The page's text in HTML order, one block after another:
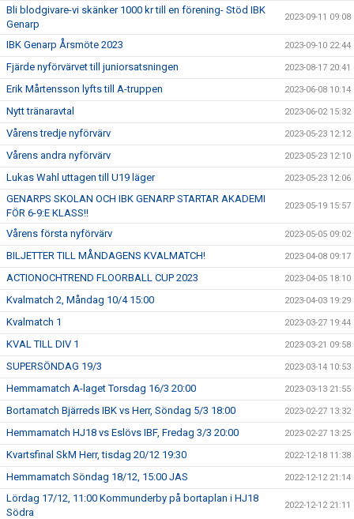
Bli blodgivare-vi skänker 1000 kr till en förening- Stöd IBK
Genarp
2023-09-11 09:08
IBK Genarp Årsmöte 2023 2023-09-10 22:44
Fjärde nyförvärvet till juniorsatsningen 2023-08-17 20:41
Erik Mårtensson lyfts till A-truppen 2023-06-08 10:14
Nytt tränaravtal 2023-06-02 15:32
Vårens tredje nyförvärv 2023-05-23 12:12
Vårens andra nyförvärv 2023-05-23 12:10
Lukas Wahl uttagen till U19 läger 2023-05-23 12:06
GENARPS SKOLAN OCH IBK GENARP STARTAR AKADEMI
FÖR 6-9:E KLASS!!
2023-05-19 15:57
Vårens första nyförvärv 2023-05-05 09:02
BILJETTER TILL MÅNDAGENS KVALMATCH! 2023-04-08 09:17
ACTIONOCHTREND FLOORBALL CUP 2023 2023-04-05 18:10
Kvalmatch 2, Måndag 10/4 15:00 2023-04-03 19:29
Kvalmatch 1 2023-03-27 19:44
KVAL TILL DIV 1 2023-03-21 09:58
SUPERSÖNDAG 19/3 2023-03-14 10:53
Hemmamatch A-laget Torsdag 16/3 20:00 2023-03-13 21:55
Bortamatch Bjärreds IBK vs Herr, Söndag 5/3 18:00 2023-02-27 13:32
Hemmamatch HJ18 vs Eslövs IBF, Fredag 3/3 20:00 2023-02-27 13:25
Kvartsfinal SkM Herr, tisdag 20/12 19:30 2022-12-18 11:38
Hemmamatch Söndag 18/12, 15:00 JAS 2022-12-12 21:14
Lördag 17/12, 11:00 Kommunderby på bortaplan i HJ18
Södra
2022-12-12 21:11